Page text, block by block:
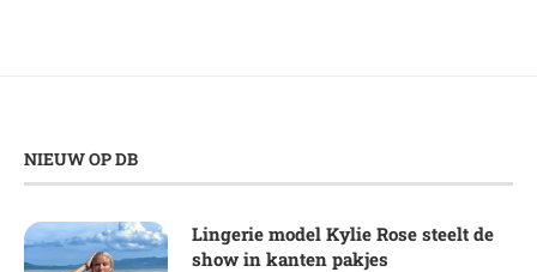
NIEUW OP DB
Lingerie model Kylie Rose steelt de
show in kanten pakjes